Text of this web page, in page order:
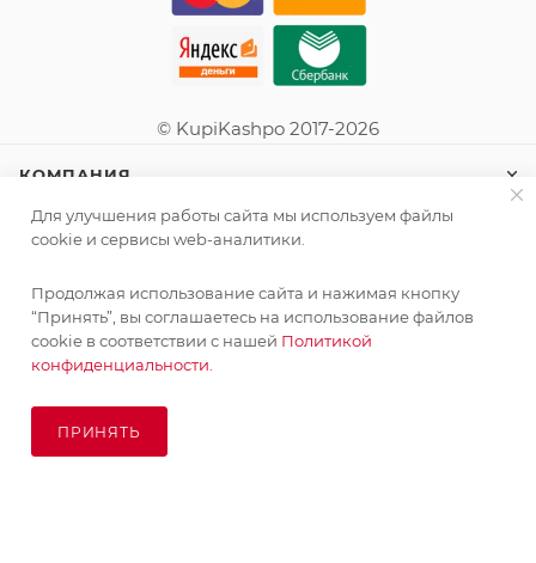
© KupiKashpo 2017-2026
КОМПАНИЯ
ИНФОРМАЦИЯ
ПОМОЩЬ
ПОДПИСАТЬСЯ НА РАССЫЛКУ
Для улучшения работы сайта мы используем файлы
cookie и сервисы web-аналитики.
Продолжая использование сайта и нажимая кнопку
“Принять”, вы соглашаетесь на использование файлов
cookie в соответствии с нашей Политикой
конфиденциальности.
ПРИНЯТЬ